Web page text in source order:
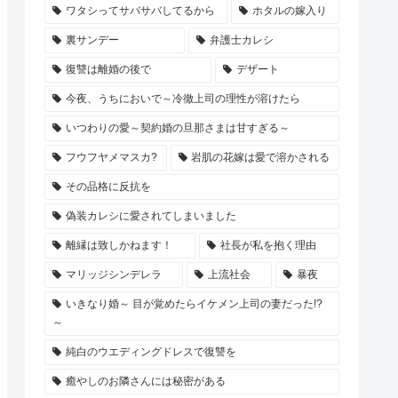
ワタシってサバサバしてるから ホタルの嫁入り
裏サンデー 弁護士カレシ
復讐は離婚の後で デザート
今夜、うちにおいで～冷徹上司の理性が溶けたら
いつわりの愛～契約婚の旦那さまは甘すぎる～
フウフヤメマスカ? 岩肌の花嫁は愛で溶かされる
その品格に反抗を
偽装カレシに愛されてしまいました
離縁は致しかねます！ 社長が私を抱く理由
マリッジシンデレラ 上流社会 暴夜
いきなり婚～ 目が覚めたらイケメン上司の妻だった!?
～
純白のウエディングドレスで復讐を
癒やしのお隣さんには秘密がある